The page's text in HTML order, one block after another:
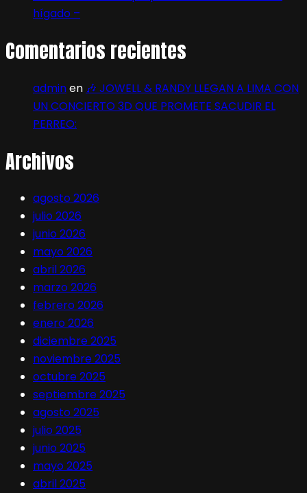
hígado –
Comentarios recientes
adminen 🎶 JOWELL & RANDY LLEGAN A LIMA CON
UN CONCIERTO 3D QUE PROMETE SACUDIR EL
PERREO:
Archivos
agosto 2026
julio 2026
junio 2026
mayo 2026
abril 2026
marzo 2026
febrero 2026
enero 2026
diciembre 2025
noviembre 2025
octubre 2025
septiembre 2025
agosto 2025
julio 2025
junio 2025
mayo 2025
abril 2025